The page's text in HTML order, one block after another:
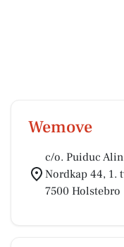
Wemove
c/o. Puiduc
Nordkap 44, 1.
7500 Holstebro